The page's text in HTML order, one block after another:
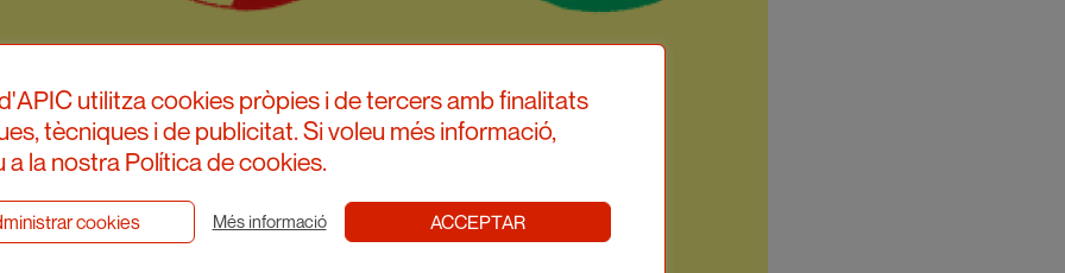
utilitza cookies pròpies i de tercers amb finalitats
tècniques i de publicitat. Si voleu més informació,
a la nostra Política de cookies.
cookies Més informació ACCEPTAR